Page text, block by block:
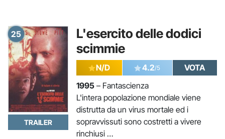
25
L'esercito delle dodici
scimmie
TRAILER
N/D 4.2/5
VOTA
1995 – Fantascienza
L'intera popolazione mondiale viene
distrutta da un virus mortale ed i
sopravvissuti sono costretti a vivere
rinchiusi …